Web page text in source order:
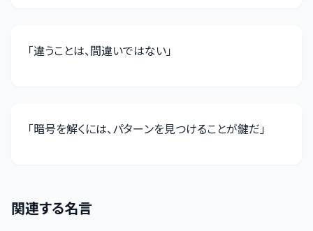
「違うことは、間違いではない」
「暗号を解くには、パターンを見つけることが鍵だ」
関連する名言